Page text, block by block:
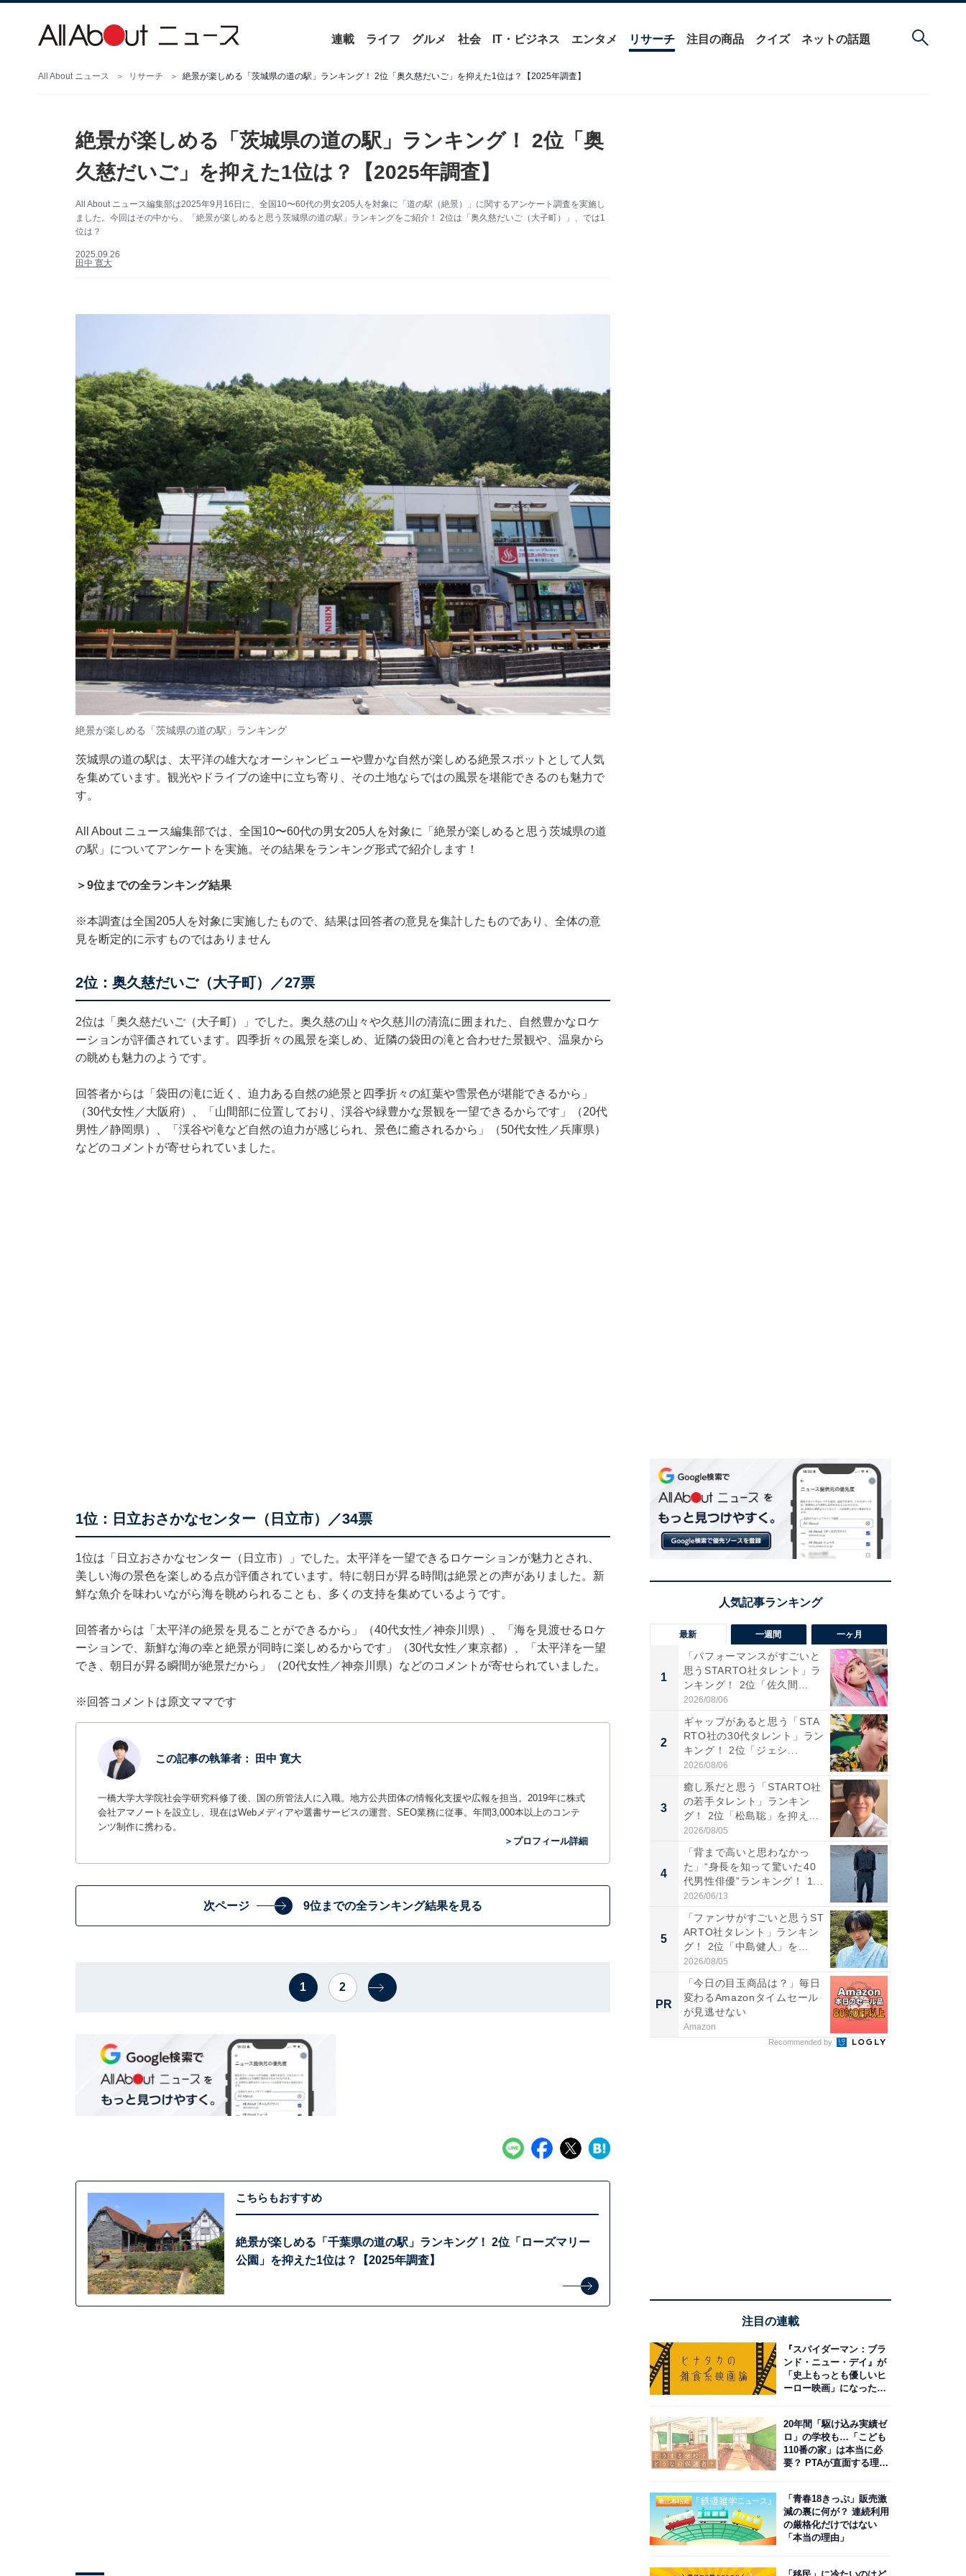
連載 ライフ グルメ 社会 IT・ビジネス エンタメ リサーチ 注目の商品 クイズ ネットの話題
All About ニュース リサーチ 絶景が楽しめる「茨城県の道の駅」ランキング！ 2位「奥久慈だいご」を抑えた1位は？【2025年調査】
絶景が楽しめる「茨城県の道の駅」ランキング！ 2位「奥
久慈だいご」を抑えた1位は？【2025年調査】
All About ニュース編集部は2025年9月16日に、全国10〜60代の男女205人を対象に「道の駅（絶景）」に関するアンケート調査を実施し
ました。今回はその中から、「絶景が楽しめると思う茨城県の道の駅」ランキングをご紹介！ 2位は「奥久慈だいご（大子町）」、では1
位は？
2025.09.26
田中 寛大
絶景が楽しめる「茨城県の道の駅」ランキング
茨城県の道の駅は、太平洋の雄大なオーシャンビューや豊かな自然が楽しめる絶景スポットとして人気
を集めています。観光やドライブの途中に立ち寄り、その土地ならではの風景を堪能できるのも魅力で
す。
All About ニュース編集部では、全国10〜60代の男女205人を対象に「絶景が楽しめると思う茨城県の道
の駅」についてアンケートを実施。その結果をランキング形式で紹介します！
＞9位までの全ランキング結果
※本調査は全国205人を対象に実施したもので、結果は回答者の意見を集計したものであり、全体の意
見を断定的に示すものではありません
2位：奥久慈だいご（大子町）／27票
2位は「奥久慈だいご（大子町）」でした。奥久慈の山々や久慈川の清流に囲まれた、自然豊かなロケ
ーションが評価されています。四季折々の風景を楽しめ、近隣の袋田の滝と合わせた景観や、温泉から
の眺めも魅力のようです。
回答者からは「袋田の滝に近く、迫力ある自然の絶景と四季折々の紅葉や雪景色が堪能できるから」
（30代女性／大阪府）、「山間部に位置しており、渓谷や緑豊かな景観を一望できるからです」（20代
男性／静岡県）、「渓谷や滝など自然の迫力が感じられ、景色に癒されるから」（50代女性／兵庫県）
などのコメントが寄せられていました。
1位：日立おさかなセンター（日立市）／34票
1位は「日立おさかなセンター（日立市）」でした。太平洋を一望できるロケーションが魅力とされ、
美しい海の景色を楽しめる点が評価されています。特に朝日が昇る時間は絶景との声がありました。新
鮮な魚介を味わいながら海を眺められることも、多くの支持を集めているようです。
回答者からは「太平洋の絶景を見ることができるから」（40代女性／神奈川県）、「海を見渡せるロケ
ーションで、新鮮な海の幸と絶景が同時に楽しめるからです」（30代女性／東京都）、「太平洋を一望
でき、朝日が昇る瞬間が絶景だから」（20代女性／神奈川県）などのコメントが寄せられていました。
※回答コメントは原文ママです
この記事の執筆者： 田中 寛大
一橋大学大学院社会学研究科修了後、国の所管法人に入職。地方公共団体の情報化支援や広報を担当。2019年に株式
会社アマノートを設立し、現在はWebメディアや選書サービスの運営、SEO業務に従事。年間3,000本以上のコンテ
ンツ制作に携わる。
＞プロフィール詳細
次ページ 9位までの全ランキング結果を見る
1 2
こちらもおすすめ
絶景が楽しめる「千葉県の道の駅」ランキング！ 2位「ローズマリー
公園」を抑えた1位は？【2025年調査】
最新 一週間 一ヶ月
1
「パフォーマンスがすごいと
思うSTARTO社タレント」ラ
ンキング！ 2位「佐久間...
2026/08/06
2
ギャップがあると思う「STA
RTO社の30代タレント」ラン
キング！ 2位「ジェシ...
2026/08/06
3
癒し系だと思う「STARTO社
の若手タレント」ランキン
グ！ 2位「松島聡」を抑え...
2026/08/05
4
「背まで高いと思わなかっ
た」“身長を知って驚いた40
代男性俳優”ランキング！ 1...
2026/06/13
5
「ファンサがすごいと思うST
ARTO社タレント」ランキン
グ！ 2位「中島健人」を...
2026/08/05
PR
「今日の目玉商品は？」毎日
変わるAmazonタイムセール
が見逃せない
Amazon
Recommended by
注目の連載
『スパイダーマン：ブラ
ンド・ニュー・デイ』が
「史上もっとも優しいヒ
ーロー映画」になった理
20年間「駆け込み実績ゼ
ロ」の学校も…「こども
110番の家」は本当に必
要？ PTAが直面する理想
「青春18きっぷ」販売激
減の裏に何が？ 連続利用
の厳格化だけではない
「本当の理由」